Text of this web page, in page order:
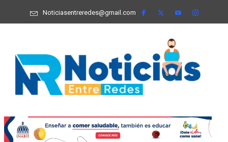
Noticiasentreredes@gmail.com